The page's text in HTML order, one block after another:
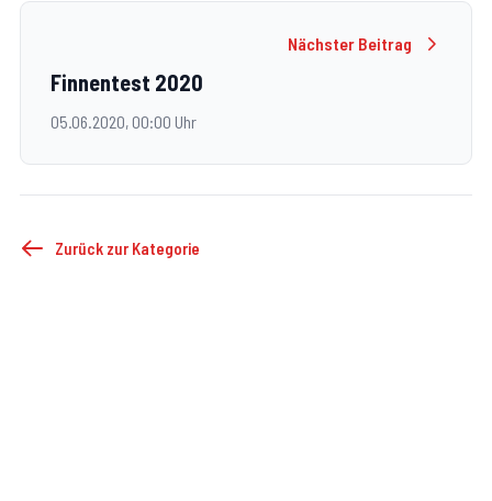
Nächster Beitrag
Finnentest 2020
05.06.2020, 00:00 Uhr
Zurück zur Kategorie